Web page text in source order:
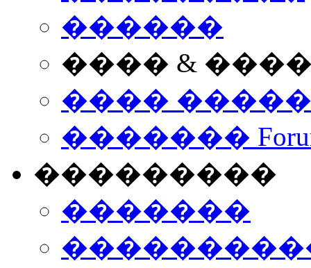
������
���� &
����
�������
���������
�������